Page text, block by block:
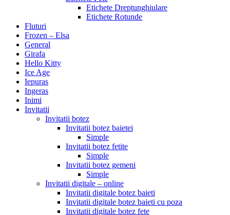
Etichete Dreptunghiulare
Etichete Rotunde
Fluturi
Frozen – Elsa
General
Girafa
Hello Kitty
Ice Age
Iepuras
Ingeras
Inimi
Invitatii
Invitatii botez
Invitatii botez baietei
Simple
Invitatii botez fetite
Simple
Invitatii botez gemeni
Simple
Invitatii digitale – online
Invitatii digitale botez baieti
Invitatii digitale botez baieti cu poza
Invitatii digitale botez fete